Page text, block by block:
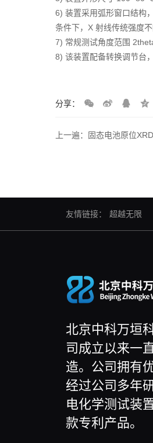
6) 装置采用弧形窗口结构
条件下，X 射线传统强度
7) 常规测试角度范围
8) 该装置配备转换调节台
分享：
友情链接： 超越无限
北京中科万垣
司成立以来一
造。公司拥有
经过公司多年
电化学测试装
款专利产品。